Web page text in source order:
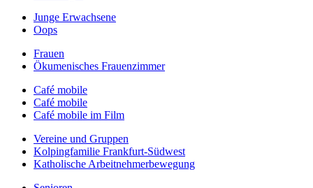
Junge Erwachsene
Oops
Frauen
Ökumenisches Frauenzimmer
Café mobile
Café mobile
Café mobile im Film
Vereine und Gruppen
Kolpingfamilie Frankfurt-Südwest
Katholische Arbeitnehmerbewegung